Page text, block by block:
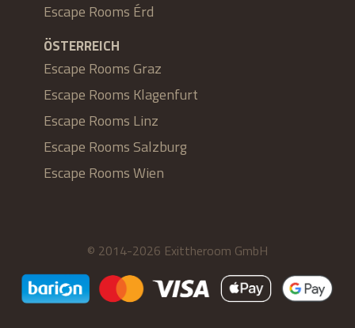
Escape Rooms Érd
ÖSTERREICH
Escape Rooms Graz
Escape Rooms Klagenfurt
Escape Rooms Linz
Escape Rooms Salzburg
Escape Rooms Wien
© 2014-2026 Exittheroom GmbH